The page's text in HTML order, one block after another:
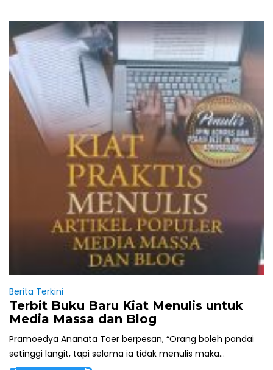
Berita Terkini
Terbit Buku Baru Kiat Menulis untuk
Media Massa dan Blog
Pramoedya Ananata Toer berpesan, “Orang boleh pandai
setinggi langit, tapi selama ia tidak menulis maka...